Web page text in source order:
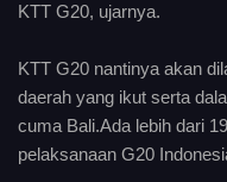
KTT G20, ujarnya.
KTT G20 nantinya akan
daerah yang ikut serta
cuma Bali.Ada lebih dari
pelaksanaan G20